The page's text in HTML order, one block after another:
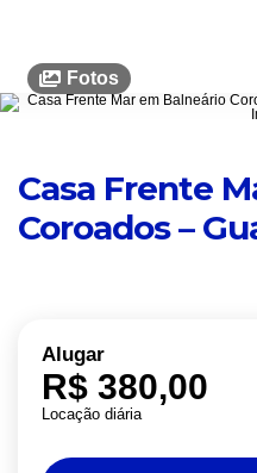
Fotos
Casa Frente
Coroados –
Alugar
R$ 380,00
Locação diária